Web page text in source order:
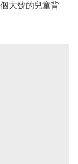
大號的兒童背